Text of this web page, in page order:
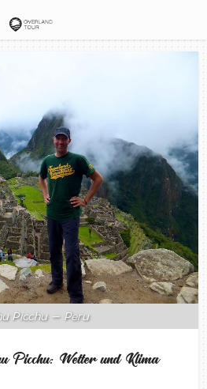
Picchu – Peru
Picchu: Wetter und Klima